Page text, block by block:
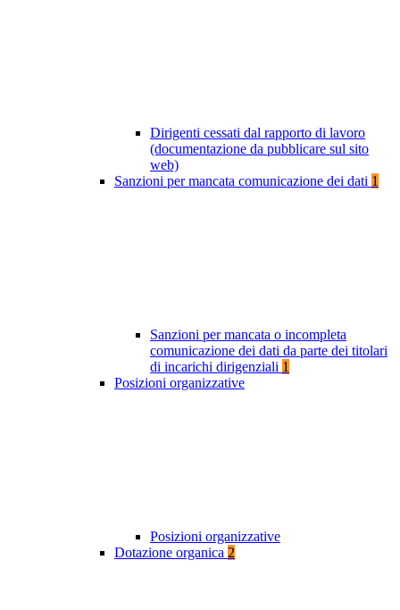
Dirigenti cessati dal rapporto di lavoro
(documentazione da pubblicare sul sito
web)
Sanzioni per mancata comunicazione dei dati 1
Sanzioni per mancata o incompleta
comunicazione dei dati da parte dei titolari
di incarichi dirigenziali 1
Posizioni organizzative
Posizioni organizzative
Dotazione organica 2